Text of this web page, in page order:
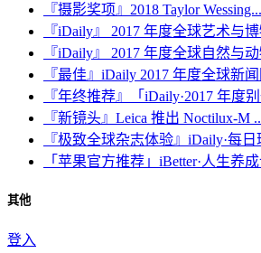
『摄影奖项』2018 Taylor Wessing...
『iDaily』 2017 年度全球艺术与
『iDaily』 2017 年度全球自然与
『最佳』iDaily 2017 年度全球新
『年终推荐』「iDaily·2017 年度
『新镜头』Leica 推出 Noctilux-M
『极致全球杂志体验』iDaily·每
「苹果官方推荐」iBetter·人生养
其他
登入